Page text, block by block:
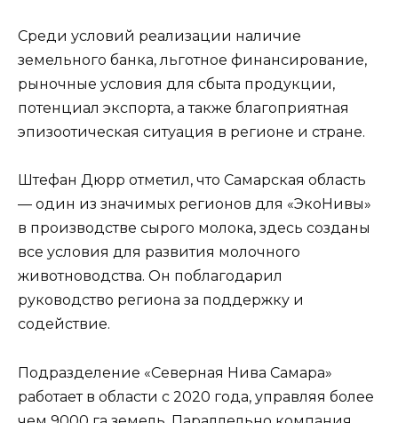
Среди условий реализации наличие
земельного банка, льготное финансирование,
рыночные условия для сбыта продукции,
потенциал экспорта, а также благоприятная
эпизоотическая ситуация в регионе и стране.
Штефан Дюрр отметил, что Самарская область
— один из значимых регионов для «ЭкоНивы»
в производстве сырого молока, здесь созданы
все условия для развития молочного
животноводства. Он поблагодарил
руководство региона за поддержку и
содействие.
Подразделение «Северная Нива Самара»
работает в области с 2020 года, управляя более